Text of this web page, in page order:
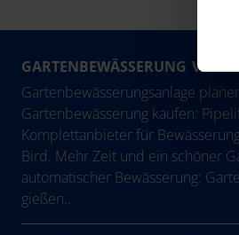
GARTENBEWÄSSERUNG VON
Gartenbewässerungsanlage
Gartenbewässerung kaufen:
Komplettanbieter für
Bird. Mehr Zeit und ein schöner
automatischer Bewässerung:
gießen..